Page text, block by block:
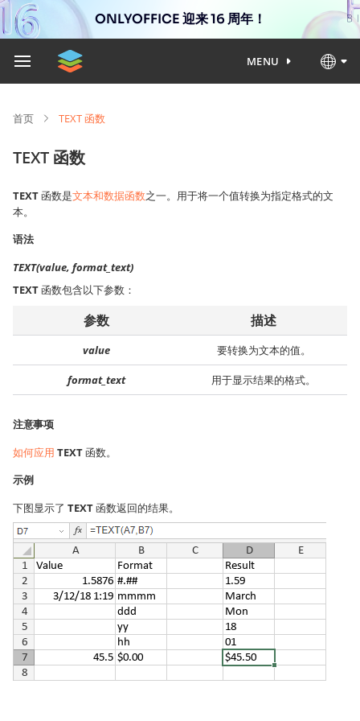
ONLYOFFICE 迎来 16 周年！
MENU
首页 TEXT 函数
TEXT 函数
TEXT函数是文本和数据函数之一。用于将一个值转换为指定格式的文
本。
语法
TEXT(value, format_text)
TEXT函数包含以下参数：
参数 描述
value 要转换为文本的值。
format_text 用于显示结果的格式。
注意事项
如何应用 TEXT函数。
示例
下图显示了 TEXT函数返回的结果。